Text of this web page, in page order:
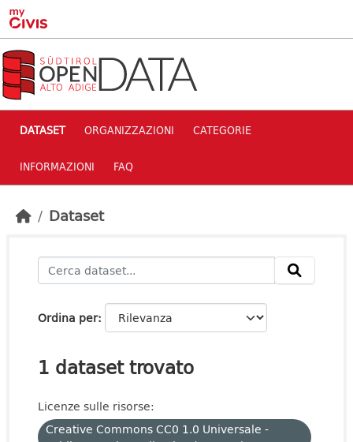
Skip to main content
DATASET ORGANIZZAZIONI CATEGORIE
INFORMAZIONI FAQ
Dataset
Ordina per
1 dataset trovato
Licenze sulle risorse:
Creative Commons CC0 1.0 Universale -